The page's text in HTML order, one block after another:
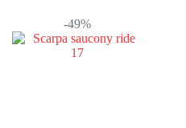
varianti.
Le
opzioni
-49%